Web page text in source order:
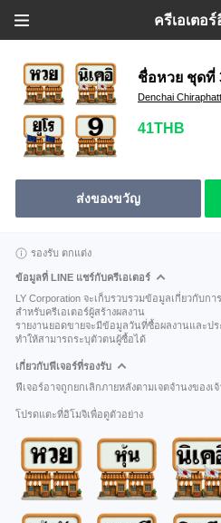
ครีเอเตอ
ชื่อหวย ชุดที่
Denchai
41THB
ส่งของขวัญ
รองรับ ตกแต่ง
ข้อมูลที่ LINE แชร์กับครีเอเตอร์
LY Corporation จะเก็บรวบรวมข้อมูลเกี่ยวกับก
สำหรับครีเอเตอร์ผู้สร้างผลงาน
รายงานยอดขายจะมีข้อมูลวันที่ซื้อผลงานและป
ทำให้สามารถระบุตัวตนผู้ซื้อได้
เกี่ยวกับฟีเจอร์ที่รองรับ
ฟีเจอร์อาจถูกยกเลิกภายหลังตามเจตจำนงของเ
โปรดแตะที่อิโมจิเพื่อดูตัวอย่าง